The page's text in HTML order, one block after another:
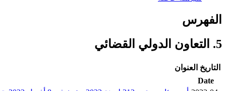
الفهرس
5. التعاون الدولي القضائي
التاريخ العنوان
Date